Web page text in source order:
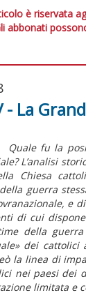
è riservata
abbonati
- La
Quale fu la
L’analisi
Chiesa
guerra
e
di cui
della
dei
la linea di
nei paesi dei
limitata